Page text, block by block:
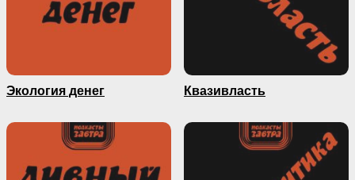
Экология денег Квазивласть